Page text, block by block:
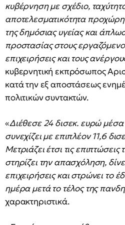
κυβέρνηση με σχέδιο,
αποτελεσματικότητα
της δημόσιας υγείας και
προστασίας στους
επιχειρήσεις και τους
κυβερνητική εκπρόσωπος
κατά την εξ αποστάσεως
πολιτικών συντακτών.
«Διέθεσε 24 δισεκ. ευρώ
συνεχίζει με επιπλέον 11,6
Μετριάζει έτσι τις επιπτώσεις
στηρίζει την απασχόληση,
επιχειρήσεις και στρώνει το
ημέρα μετά το τέλος της
χαρακτηριστικά.